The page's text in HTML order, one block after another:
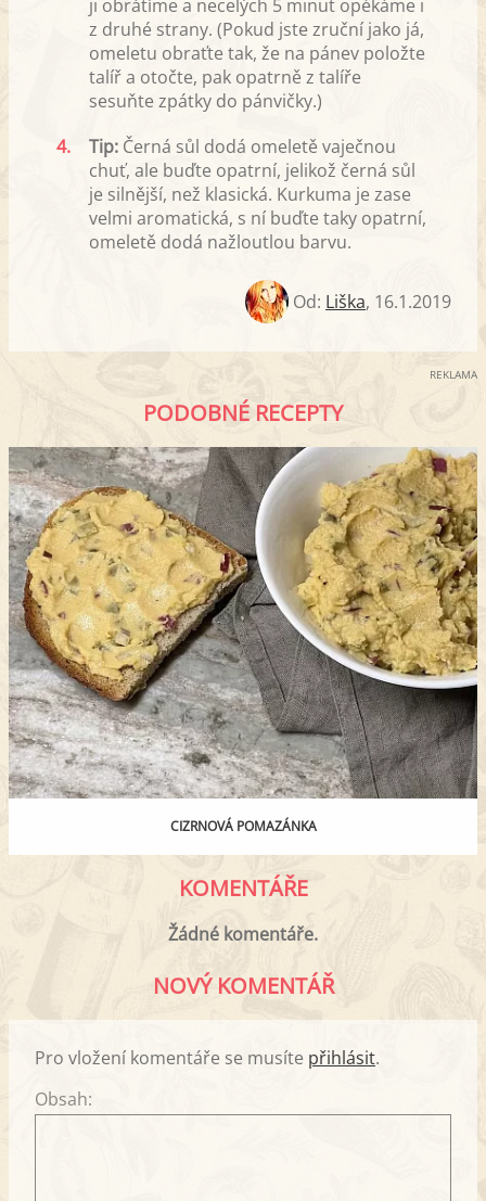
ji obrátíme a necelých 5 minut opékáme i
z druhé strany. (Pokud jste zruční jako já,
omeletu obraťte tak, že na pánev položte
talíř a otočte, pak opatrně z talíře
sesuňte zpátky do pánvičky.)
4.
Tip: Černá sůl dodá omeletě vaječnou
chuť, ale buďte opatrní, jelikož černá sůl
je silnější, než klasická. Kurkuma je zase
velmi aromatická, s ní buďte taky opatrní,
omeletě dodá nažloutlou barvu.
Od: Liška, 16.1.2019
REKLAMA
PODOBNÉ RECEPTY
CIZRNOVÁ POMAZÁNKA
KOMENTÁŘE
Žádné komentáře.
NOVÝ KOMENTÁŘ
Pro vložení komentáře se musíte přihlásit.
Obsah: